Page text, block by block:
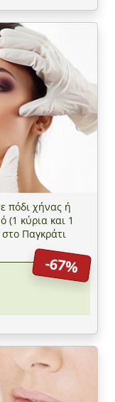
πόδι χήνας ή
(1 κύρια και 1
Παγκράτι
-67%